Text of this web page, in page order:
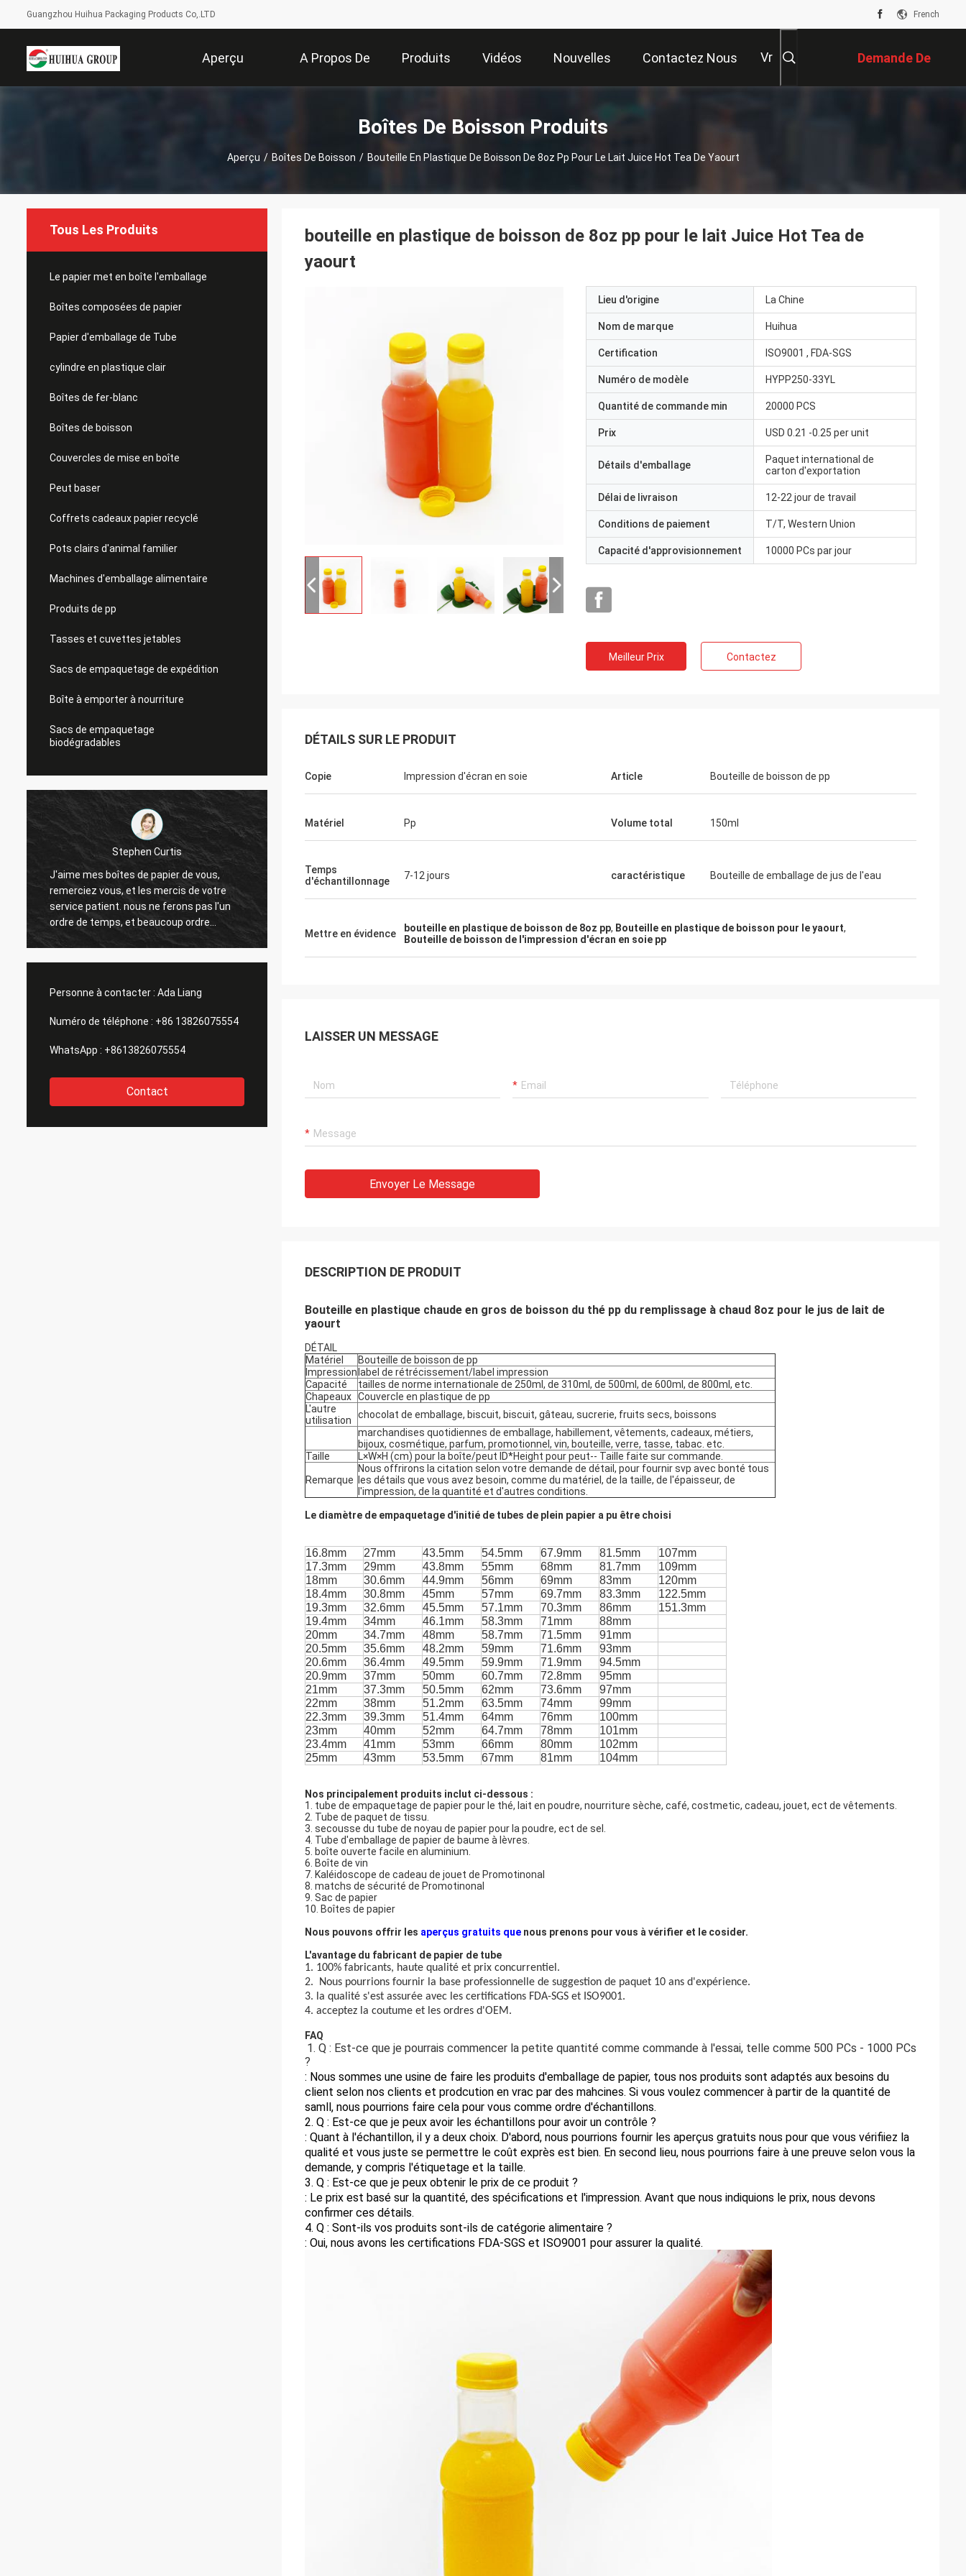
Guangzhou Huihua Packaging Products Co,.LTD French
Aperçu A Propos De
Nous
Produits Vidéos Nouvelles Contactez Nous Vr Demande De
Soumission
Boîtes De Boisson Produits
Aperçu / Boîtes De Boisson / Bouteille En Plastique De Boisson De 8oz Pp Pour Le Lait Juice Hot Tea De Yaourt
Tous Les Produits
Le papier met en boîte l'emballage
Boîtes composées de papier
Papier d'emballage de Tube
cylindre en plastique clair
Boîtes de fer-blanc
Boîtes de boisson
Couvercles de mise en boîte
Peut baser
Coffrets cadeaux papier recyclé
Pots clairs d'animal familier
Machines d'emballage alimentaire
Produits de pp
Tasses et cuvettes jetables
Sacs de empaquetage de expédition
Boîte à emporter à nourriture
Sacs de empaquetage
biodégradables
Stephen Curtis
J'aime mes boîtes de papier de vous,
remerciez vous, et les mercis de votre
service patient. nous ne ferons pas l'un
ordre de temps, et beaucoup ordre
viendront.
Les puces mettent en boîte est mes de
puces ventes bonnes, et très bien
Boîtes de haute qualité d'ANIMAL FAMILIER
de 360 ml, et bonne coopération avec
Salut Jenny, bien reçue les échantillons
maintenant, vous informerai toutes les
mises à jour.
Personne à contacter : Ada Liang
Numéro de téléphone : +86 13826075554
WhatsApp : +8613826075554
Contact
bouteille en plastique de boisson de 8oz pp pour le lait Juice Hot Tea de
yaourt
Lieu d'origine La Chine
Nom de marque Huihua
Certification ISO9001 , FDA-SGS
Numéro de modèle HYPP250-33YL
Quantité de commande min 20000 PCS
Prix USD 0.21 -0.25 per unit
Détails d'emballage
Paquet international de
carton d'exportation
Délai de livraison 12-22 jour de travail
Conditions de paiement T/T, Western Union
Capacité d'approvisionnement 10000 PCs par jour
Meilleur Prix Contactez
DÉTAILS SUR LE PRODUIT
Copie Impression d'écran en soie Article Bouteille de boisson de pp
Matériel Pp Volume total 150ml
Temps
d'échantillonnage
7-12 jours caractéristique Bouteille de emballage de jus de l'eau
Mettre en évidence bouteille en plastique de boisson de 8oz pp, Bouteille en plastique de boisson pour le yaourt,
Bouteille de boisson de l'impression d'écran en soie pp
LAISSER UN MESSAGE
Envoyer Le Message
DESCRIPTION DE PRODUIT
Bouteille en plastique chaude en gros de boisson du thé pp du remplissage à chaud 8oz pour le jus de lait de
yaourt
DÉTAIL
Matériel
Bouteille de boisson de pp
Impression label de rétrécissement/label impression
Capacité
tailles de norme internationale de 250ml, de 310ml, de 500ml, de 600ml, de 800ml, etc.
Chapeaux Couvercle en plastique de pp
L'autre
utilisation
chocolat de emballage, biscuit, biscuit, gâteau, sucrerie, fruits secs, boissons
marchandises quotidiennes de emballage, habillement, vêtements, cadeaux, métiers,
bijoux, cosmétique, parfum, promotionnel, vin, bouteille, verre, tasse, tabac. etc.
Taille
L×W×H (cm) pour la boîte/peut ID*Height pour peut-- Taille faite sur commande.
Remarque
Nous offrirons la citation selon votre demande de détail, pour fournir svp avec bonté tous
les détails que vous avez besoin, comme du matériel, de la taille, de l'épaisseur, de
l'impression, de la quantité et d'autres conditions.
Le diamètre de empaquetage d'initié de tubes de plein papier a pu être choisi
16.8mm 27mm 43.5mm 54.5mm 67.9mm 81.5mm
107mm
17.3mm
29mm 43.8mm 55mm 68mm 81.7mm
109mm
18mm
30.6mm 44.9mm 56mm 69mm 83mm
120mm
18.4mm
30.8mm 45mm 57mm 69.7mm 83.3mm
122.5mm
19.3mm
32.6mm 45.5mm 57.1mm 70.3mm 86mm
151.3mm
19.4mm
34mm 46.1mm 58.3mm 71mm
88mm
20mm
34.7mm 48mm 58.7mm 71.5mm
91mm
20.5mm
35.6mm 48.2mm 59mm 71.6mm
93mm
20.6mm
36.4mm 49.5mm 59.9mm 71.9mm
94.5mm
20.9mm
37mm 50mm 60.7mm 72.8mm
95mm
21mm
37.3mm 50.5mm 62mm 73.6mm
97mm
22mm
38mm 51.2mm 63.5mm 74mm
99mm
22.3mm
39.3mm 51.4mm 64mm 76mm
100mm
23mm
40mm 52mm 64.7mm 78mm
101mm
23.4mm
41mm 53mm 66mm 80mm
102mm
25mm
43mm 53.5mm 67mm 81mm 104mm
Nos principalement produits inclut ci-dessous :
1. tube de empaquetage de papier pour le thé, lait en poudre, nourriture sèche, café, costmetic, cadeau, jouet, ect de vêtements.
2. Tube de paquet de tissu.
3. secousse du tube de noyau de papier pour la poudre, ect de sel.
4. Tube d'emballage de papier de baume à lèvres.
5. boîte ouverte facile en aluminium.
6. Boîte de vin
7. Kaléidoscope de cadeau de jouet de Promotinonal
8. matchs de sécurité de Promotinonal
9. Sac de papier
10. Boîtes de papier
Nous pouvons offrir les aperçus gratuits que nous prenons pour vous à vérifier et le cosider.
L'avantage du fabricant de papier de tube
1. 100% fabricants, haute qualité et prix concurrentiel.
2. Nous pourrions fournir la base professionnelle de suggestion de paquet 10 ans d'expérience.
3. la qualité s'est assurée avec les certifications FDA-SGS et ISO9001.
4. acceptez la coutume et les ordres d'OEM.
FAQ
1. Q : Est-ce que je pourrais commencer la petite quantité comme commande à l'essai, telle comme 500 PCs - 1000 PCs
?
: Nous sommes une usine de faire les produits d'emballage de papier, tous nos produits sont adaptés aux besoins du
client selon nos clients et prodcution en vrac par des mahcines. Si vous voulez commencer à partir de la quantité de
samll, nous pourrions faire cela pour vous comme ordre d'échantillons.
2. Q : Est-ce que je peux avoir les échantillons pour avoir un contrôle ?
: Quant à l'échantillon, il y a deux choix. D'abord, nous pourrions fournir les aperçus gratuits nous pour que vous vérifiiez la
qualité et vous juste se permettre le coût exprès est bien. En second lieu, nous pourrions faire à une preuve selon vous la
demande, y compris l'étiquetage et la taille.
3. Q : Est-ce que je peux obtenir le prix de ce produit ?
: Le prix est basé sur la quantité, des spécifications et l'impression. Avant que nous indiquions le prix, nous devons
confirmer ces détails.
4. Q : Sont-ils vos produits sont-ils de catégorie alimentaire ?
: Oui, nous avons les certifications FDA-SGS et ISO9001 pour assurer la qualité.